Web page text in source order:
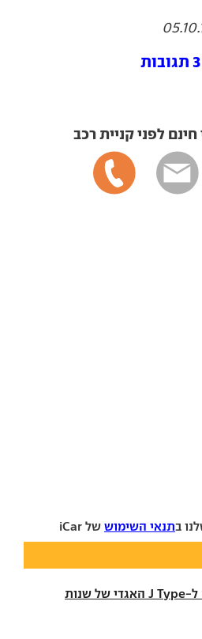
לפני קניית רכב
בתנאי השימוש של iCar
1. הדגם הזה מחזיר עטרה ל-J Type האגדי של שנות